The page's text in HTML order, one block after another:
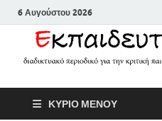
6 Αυγούστου 2026
ΚΥΡΙΟ ΜΕΝΟΥ